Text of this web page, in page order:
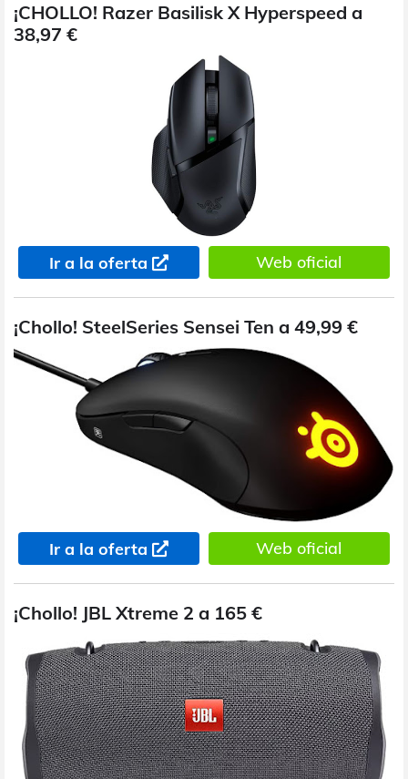
¡CHOLLO! Razer Basilisk X Hyperspeed a
38,97 €
Ir a la oferta Web oficial
¡Chollo! SteelSeries Sensei Ten a 49,99 €
Ir a la oferta Web oficial
¡Chollo! JBL Xtreme 2 a 165 €